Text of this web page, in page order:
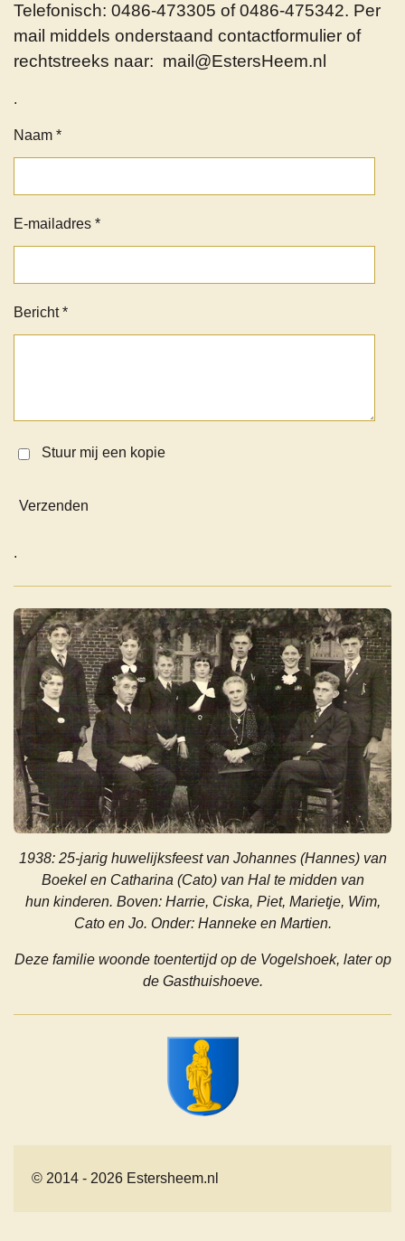
Telefonisch: 0486-473305 of0486-475342. Per
mail middels onderstaand contactformulier of
rechtstreeks naar: mail@EstersHeem.nl
.
Naam *
E-mailadres *
Bericht *
Stuur mij een kopie
Verzenden
.
1938: 25-jarig huwelijksfeest van Johannes (Hannes) van
Boekel en Catharina (Cato) van Hal te midden van
hun kinderen. Boven: Harrie, Ciska, Piet, Marietje, Wim,
Cato en Jo. Onder: Hanneke en Martien.
Deze familie woonde toentertijd op de Vogelshoek, later op
de Gasthuishoeve.
© 2014 - 2026 Estersheem.nl